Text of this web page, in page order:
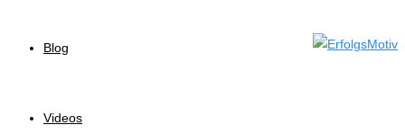
Blog
Videos